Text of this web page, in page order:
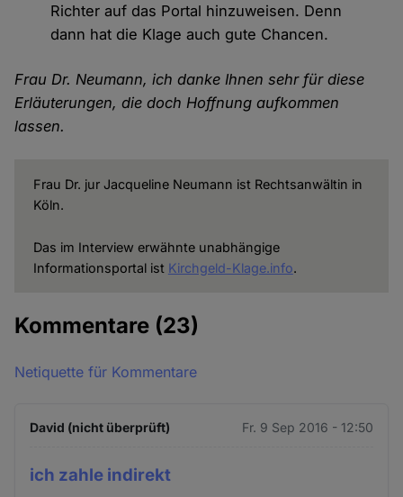
Richter auf das Portal hinzuweisen. Denn
dann hat die Klage auch gute Chancen.
Frau Dr. Neumann, ich danke Ihnen sehr für diese
Erläuterungen, die doch Hoffnung aufkommen
lassen.
Frau Dr. jur Jacqueline Neumann ist Rechtsanwältin in
Köln.
Das im Interview erwähnte unabhängige
Informationsportal ist Kirchgeld-Klage.info.
Kommentare (23)
Netiquette für Kommentare
David (nicht überprüft) Fr. 9 Sep 2016 - 12:50
ich zahle indirekt